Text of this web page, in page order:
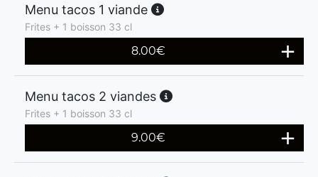
Menu tacos 1 viande
Frites + 1 boisson 33 cl
8.00€
Menu tacos 2 viandes
Frites + 1 boisson 33 cl
9.00€